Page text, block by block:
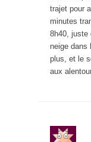
trajet pour
minutes
8h40, juste
neige dans
plus, et le
aux